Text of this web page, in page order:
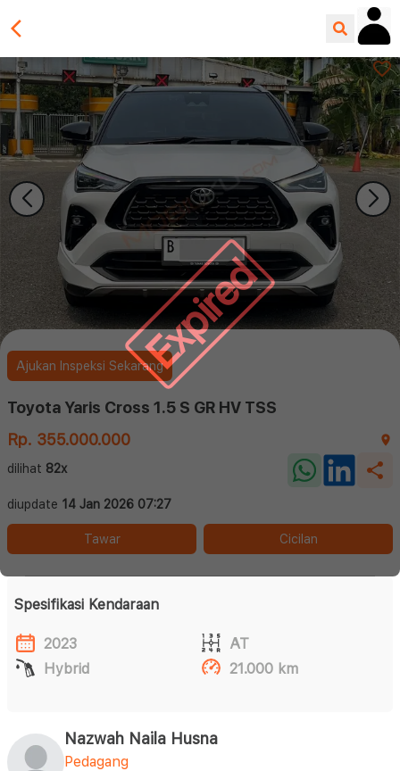
Expired
Ajukan Inspeksi Sekarang
Toyota Yaris Cross 1.5 S GR HV TSS
Rp. 355.000.000
dilihat 82x
diupdate 14 Jan 2026 07:27
Tawar Cicilan
Spesifikasi Kendaraan
2023
AT
Hybrid
21.000 km
Nazwah Naila Husna
Pedagang